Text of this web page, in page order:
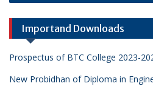
Importand Downloads
Prospectus of BTC College 2023-
New Probidhan of Diploma in